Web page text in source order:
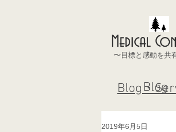
Medical
〜目標と感動を共
Blog
Blog・
2019年6月5日